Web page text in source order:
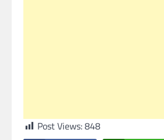
Post Views:848